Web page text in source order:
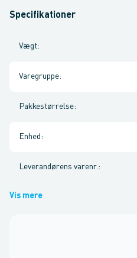
Specifikationer
Vægt:
Varegruppe:
Pakkestørrelse:
Enhed :
Leverandørens varenr. :
Vis mere